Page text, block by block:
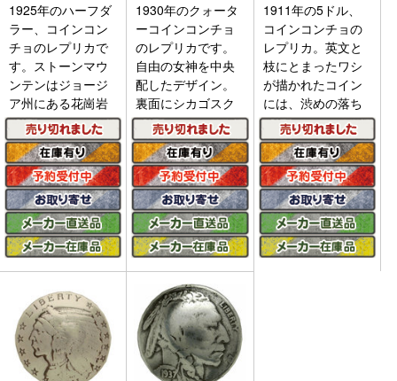
1925年のハーフダ
ラー、コインコン
チョのレプリカで
す。ストーンマウ
ンテンはジョージ
ア州にある花崗岩
1930年のクォータ
ーコインコンチョ
のレプリカです。
自由の女神を中央
配したデザイン。
裏面にシカゴスク
1911年の5ドル、
コインコンチョの
レプリカ。英文と
枝にとまったワシ
が描かれたコイン
には、渋めの落ち